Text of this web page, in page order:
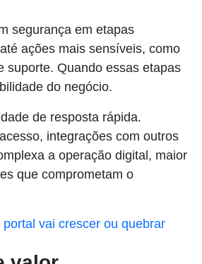
segurança em etapas
ações mais sensíveis, como
suporte. Quando essas etapas
do negócio.
de resposta rápida.
integrações com outros
a operação digital, maior
que comprometam o
vai crescer ou quebrar